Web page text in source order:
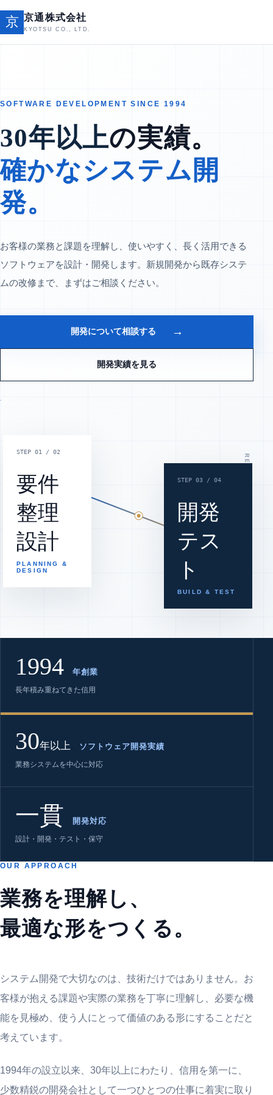
京 京通株式会社
KYOTSU CO., LTD.
SOFTWARE DEVELOPMENT SINCE 1994
30年以上の実績。
確かなシステム開
発。
お客様の業務と課題を理解し、使いやすく、長く活用できる
ソフトウェアを設計・開発します。新規開発から既存システ
ムの改修まで、まずはご相談ください。
開発について相談する →
開発実績を見る
STEP 01 / 02
要件
整理
設計
PLANNING &
DESIGN
STEP 03 / 04
開発
テス
ト
BUILD & TEST
1994 年創業
長年積み重ねてきた信用
30年以上 ソフトウェア開発実績
業務システムを中心に対応
一貫 開発対応
設計・開発・テスト・保守
OUR APPROACH
業務を理解し、
最適な形をつくる。
システム開発で大切なのは、技術だけではありません。お
客様が抱える課題や実際の業務を丁寧に理解し、必要な機
能を見極め、使う人にとって価値のある形にすることだと
考えています。
1994年の設立以来、30年以上にわたり、信用を第一に、
少数精鋭の開発会社として一つひとつの仕事に着実に取り